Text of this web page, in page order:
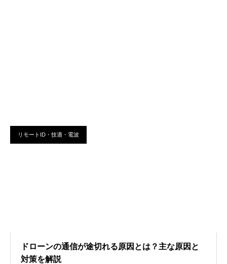
リモートID・技適・電波
ドローンの通信が途切れる原因とは？主な原因と
対策を解説